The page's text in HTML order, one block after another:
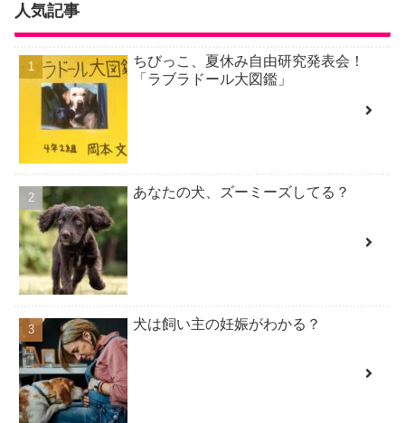
人気記事
ちびっこ、夏休み自由研究発表会！
「ラブラドール大図鑑」
あなたの犬、ズーミーズしてる？
犬は飼い主の妊娠がわかる？